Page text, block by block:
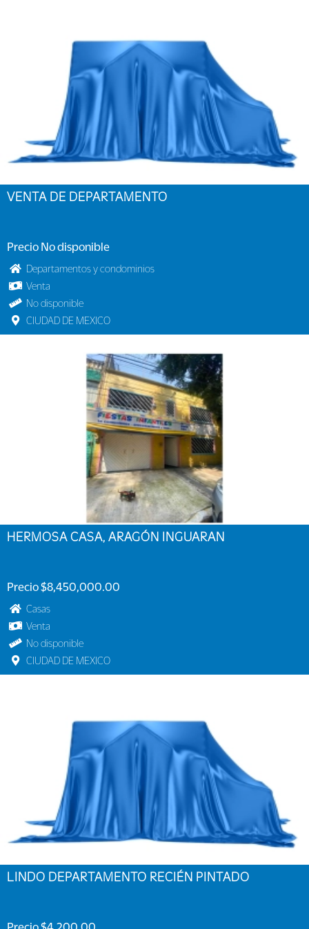
VENTA DE DEPARTAMENTO
Precio No disponible
Departamentos y condominios
Venta
No disponible
CIUDAD DE MEXICO
HERMOSA CASA, ARAGÓN INGUARAN
Precio $8,450,000.00
Casas
Venta
No disponible
CIUDAD DE MEXICO
LINDO DEPARTAMENTO RECIÉN PINTADO